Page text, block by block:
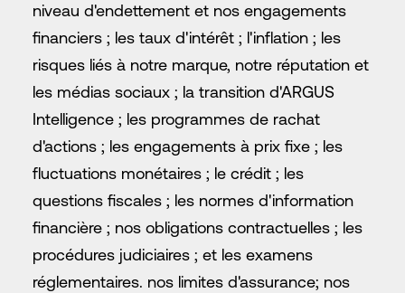
niveau d'endettement et nos engagements
financiers ; les taux d'intérêt ; l'inflation ; les
risques liés à notre marque, notre réputation et
les médias sociaux ; la transition d'ARGUS
Intelligence ; les programmes de rachat
d'actions ; les engagements à prix fixe ; les
fluctuations monétaires ; le crédit ; les
questions fiscales ; les normes d'information
financière ; nos obligations contractuelles ; les
procédures judiciaires ; et les examens
réglementaires. nos limites d'assurance; nos